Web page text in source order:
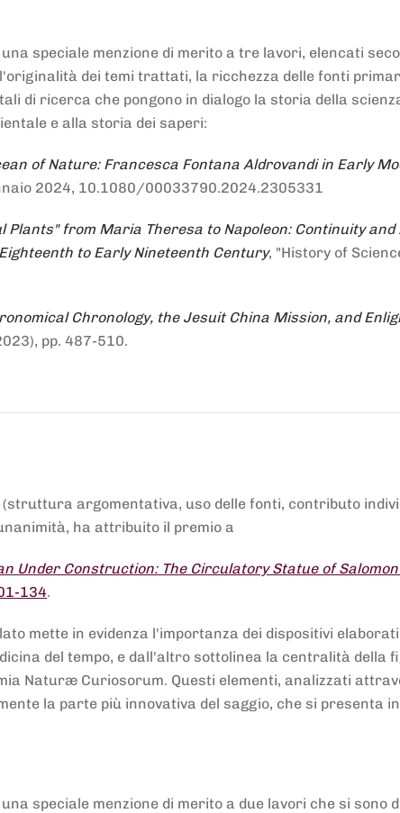
speciale menzione di merito a tre lavori, elencati
dei temi trattati, la ricchezza delle fonti
di ricerca che pongono in dialogo la storia della
e alla storia dei saperi:
of Nature: Francesca Fontana Aldrovandi in Early
2024, 10.1080/00033790.2024.2305331
Plants" from Maria Theresa to Napoleon: Continuity
to Early Nineteenth Century, "History of
Chronology, the Jesuit China Mission, and
pp. 487-510.
argomentativa, uso delle fonti, contributo
ha attribuito il premio a
Under Construction: The Circulatory Statue of
134.
mette in evidenza l'importanza dei dispositivi
del tempo, e dall'altro sottolinea la centralità della
Naturæ Curiosorum. Questi elementi, analizzati
la parte più innovativa del saggio, che si presenta
speciale menzione di merito a due lavori che si sono